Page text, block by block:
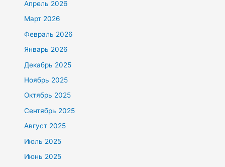
Апрель 2026
Март 2026
Февраль 2026
Январь 2026
Декабрь 2025
Ноябрь 2025
Октябрь 2025
Сентябрь 2025
Август 2025
Июль 2025
Июнь 2025